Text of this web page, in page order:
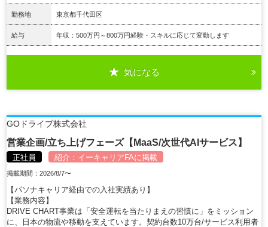
勤務地 東京都千代田区
給与 年収：500万円～800万円経験・スキルに応じて変動します
気になる
GOドライブ株式会社
営業企画/立ち上げフェーズ【MaaS/次世代AIサービス】
正社員 紹介： イーキャリアFAに掲載
掲載期間：2026/8/7〜
【パソナキャリア経由での入社実績あり】
【業務内容】
DRIVE CHART事業は「安全運転を当たりまえの習慣に」をミッション
に、日本の物流や移動を支えています。契約台数10万台/サービス利用者